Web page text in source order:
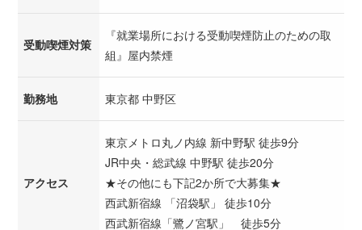
受動喫煙対策
『就業場所における受動喫煙防止のための取
組』屋内禁煙
勤務地 東京都 中野区
アクセス
東京メトロ丸ノ内線 新中野駅 徒歩9分
JR中央・総武線 中野駅 徒歩20分
★その他にも下記2か所で大募集★
西武新宿線 「沼袋駅」 徒歩10分
西武新宿線「鷺ノ宮駅」 徒歩5分